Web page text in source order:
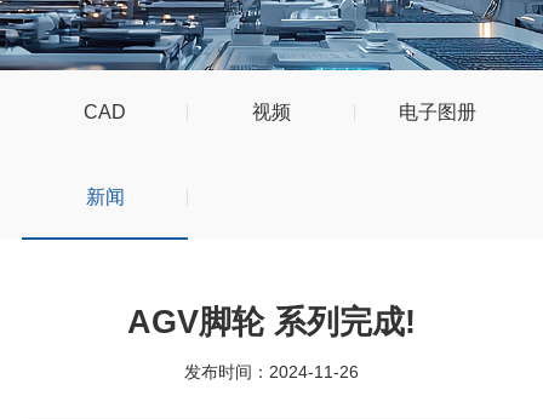
CAD 视频 电子图册
新闻
AGV脚轮 系列完成!
发布时间：2024-11-26